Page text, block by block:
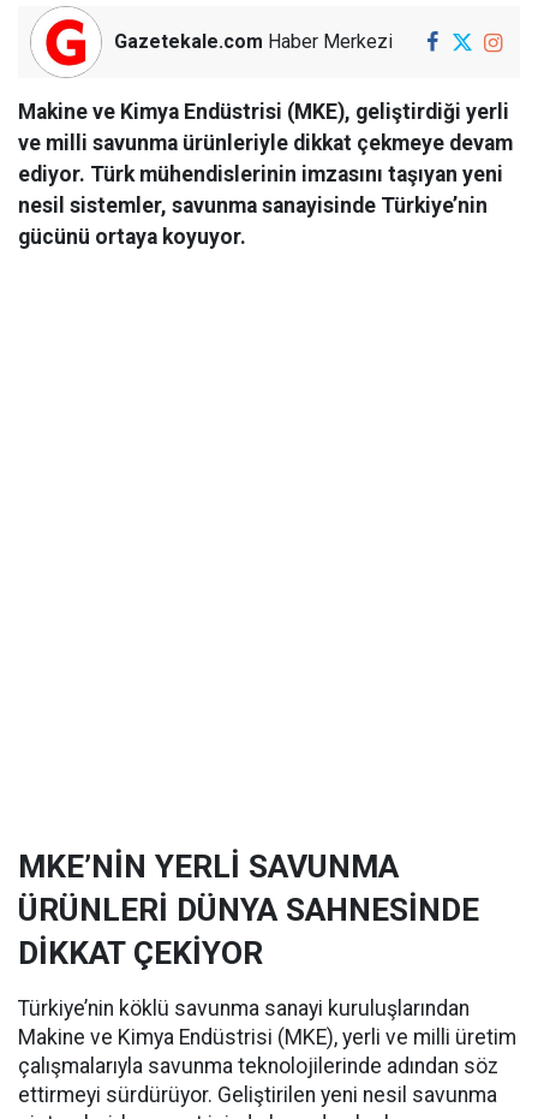
Gazetekale.com Haber Merkezi
Makine ve Kimya Endüstrisi (MKE), geliştirdiği yerli
ve milli savunma ürünleriyle dikkat çekmeye devam
ediyor. Türk mühendislerinin imzasını taşıyan yeni
nesil sistemler, savunma sanayisinde Türkiye’nin
gücünü ortaya koyuyor.
MKE’NİN YERLİ SAVUNMA
ÜRÜNLERİ DÜNYA SAHNESİNDE
DİKKAT ÇEKİYOR
Türkiye’nin köklü savunma sanayi kuruluşlarından
Makine ve Kimya Endüstrisi (MKE), yerli ve milli üretim
çalışmalarıyla savunma teknolojilerinde adından söz
ettirmeyi sürdürüyor. Geliştirilen yeni nesil savunma